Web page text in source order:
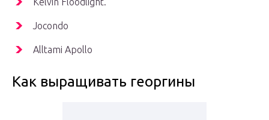
Jocondo
Alltami Apollo
Как выращивать георгины